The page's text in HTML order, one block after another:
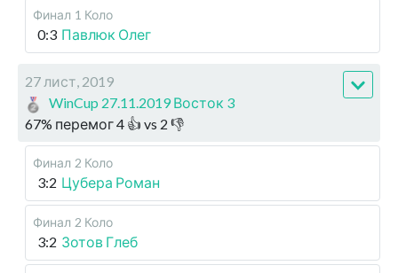
Финал 1 Коло
0:3 Павлюк Олег
27 лист, 2019
WinCup 27.11.2019 Восток 3
67% перемог4 👍 vs 2 👎
Финал 2 Коло
3:2 Цубера Роман
Финал 2 Коло
3:2 Зотов Глеб